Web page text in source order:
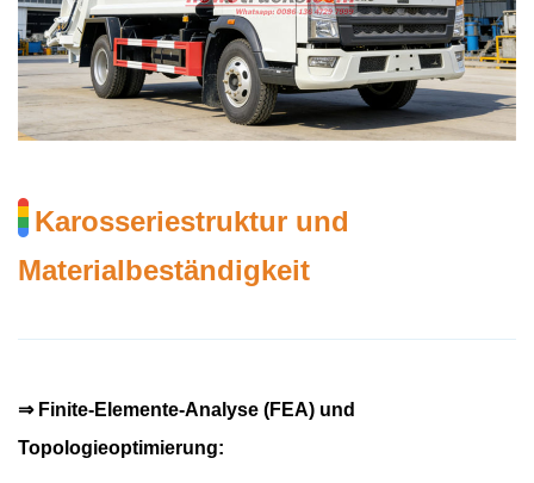
Karosseriestruktur und
Materialbeständigkeit
⇒ Finite-Elemente-Analyse (FEA) und
Topologieoptimierung: